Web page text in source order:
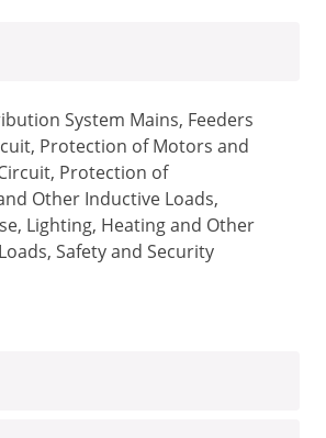
System Mains, Feeders
Protection of Motors and
Protection of
Other Inductive Loads,
Lighting, Heating and Other
Safety and Security